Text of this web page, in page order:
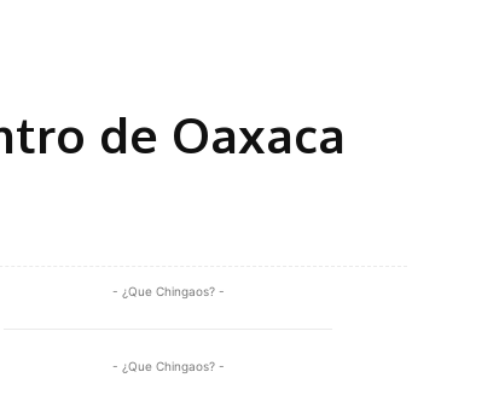
de Oaxaca
- ¿Que Chingaos? -
- ¿Que Chingaos? -